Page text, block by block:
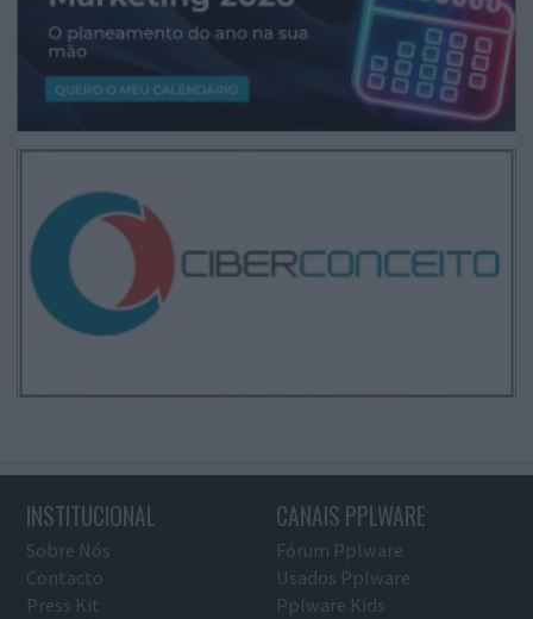
INSTITUCIONAL
Sobre Nós
Contacto
Press Kit
CANAIS PPLWARE
Fórum Pplware
Usados Pplware
Pplware Kids